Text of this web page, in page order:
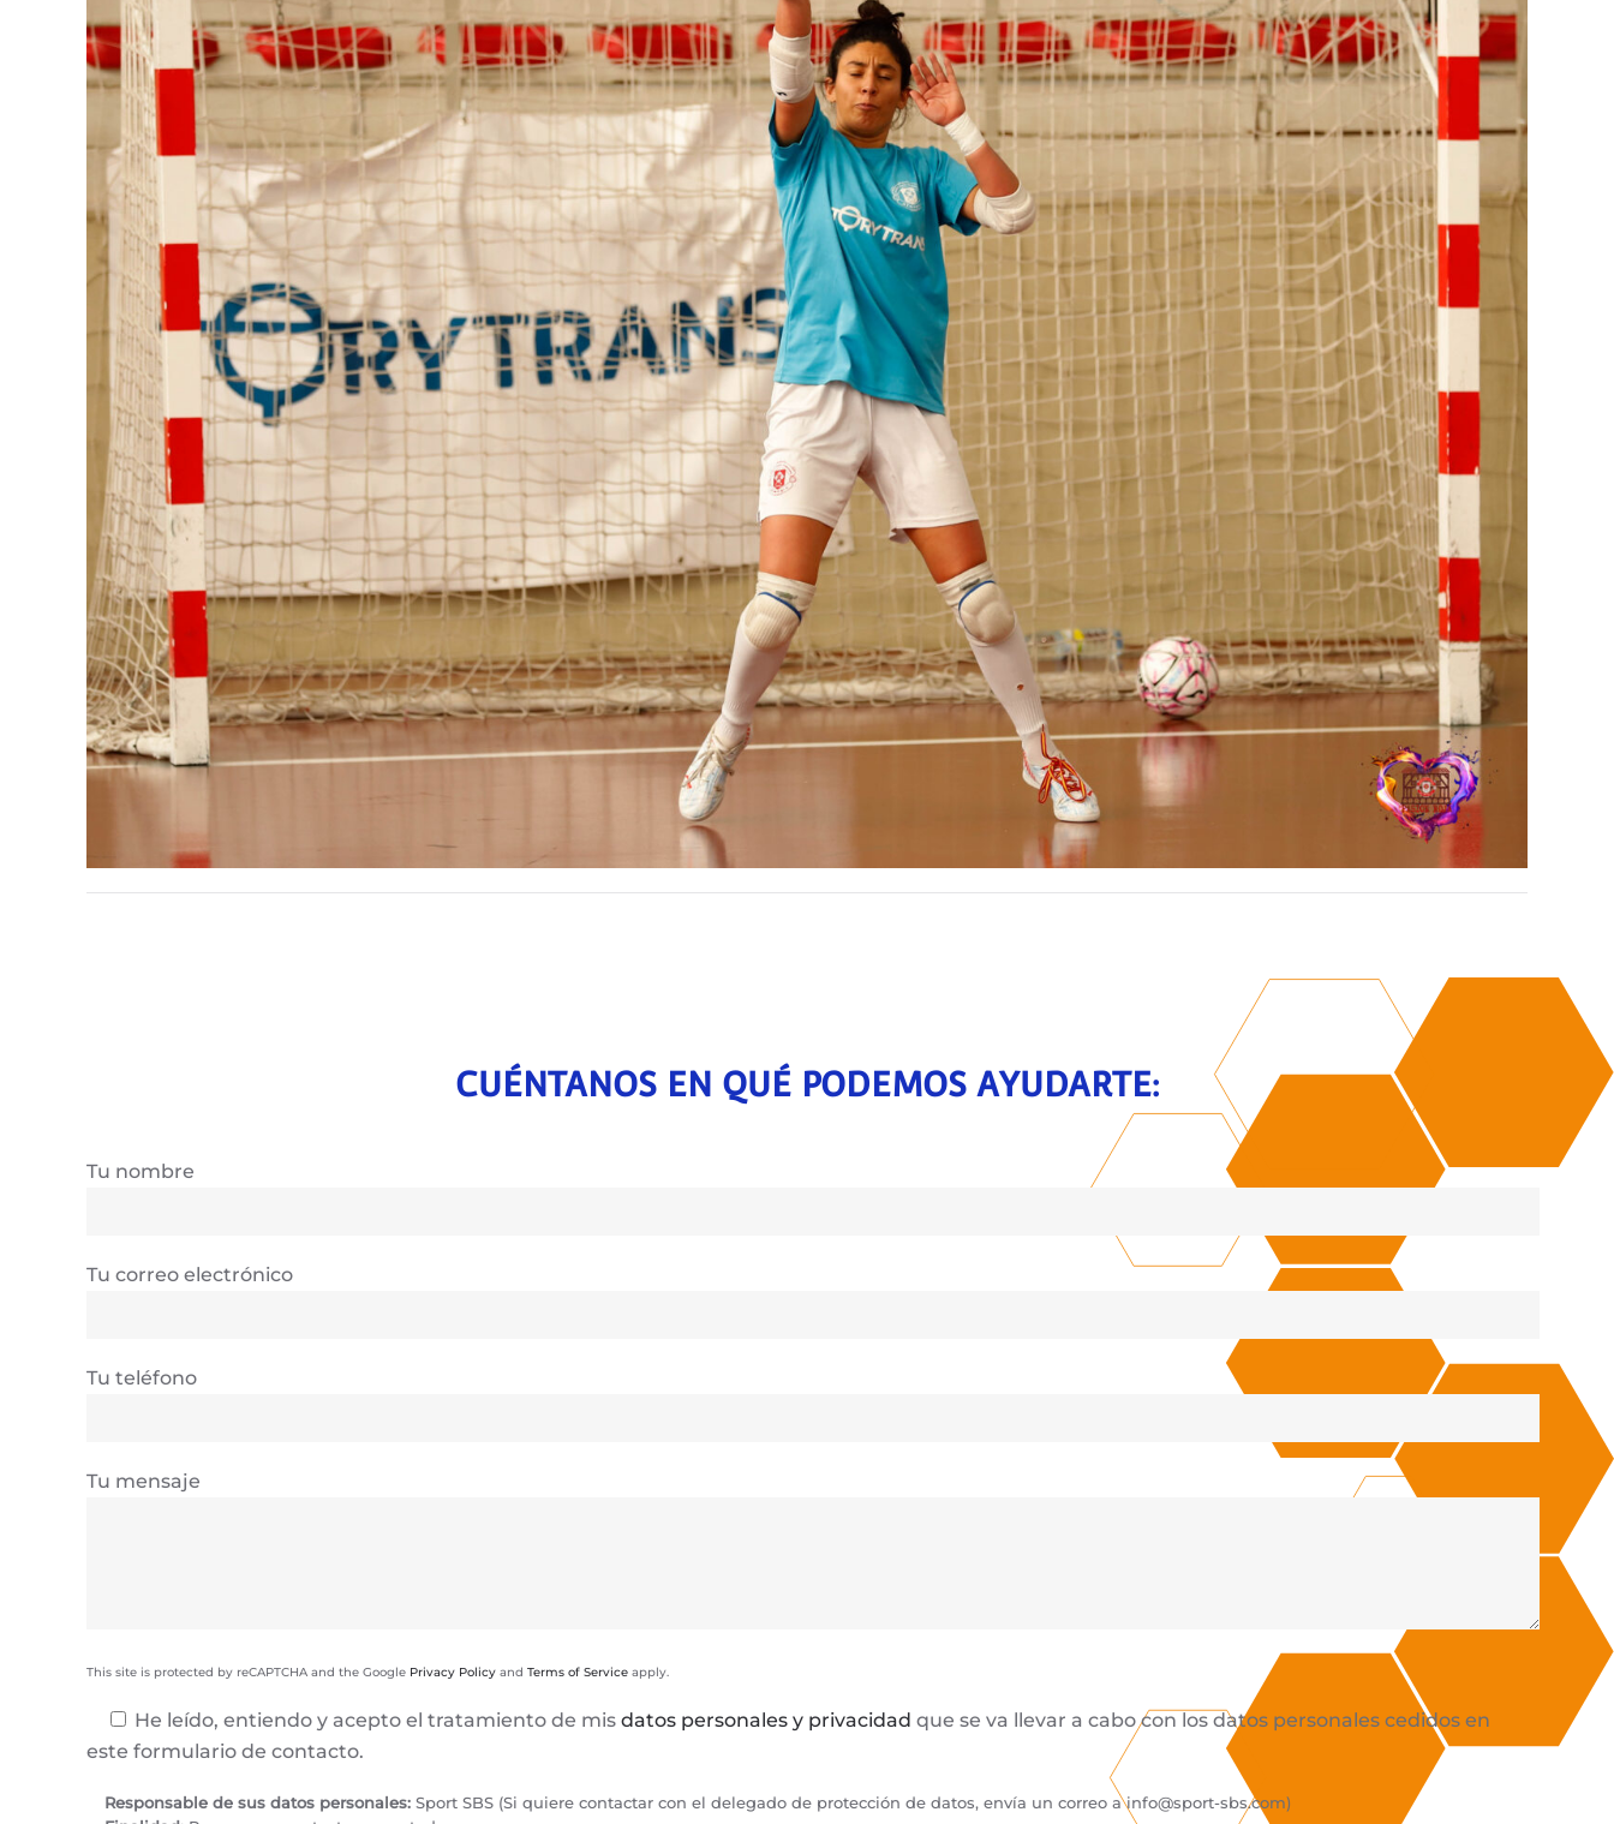
CUÉNTANOS EN QUÉ PODEMOS AYUDARTE:
Tu nombre
Tu correo electrónico
Tu teléfono
Tu mensaje
This site is protected by reCAPTCHA and the Google Privacy Policy and Terms of Service apply.
He leído, entiendo y acepto el tratamiento de mis datos personales y privacidad que se va llevar a cabo con los datos personales cedidos en
este formulario de contacto.
Responsable de sus datos personales: Sport SBS (Si quiere contactar con el delegado de protección de datos, envía un correo ainfo@sport-sbs.com)